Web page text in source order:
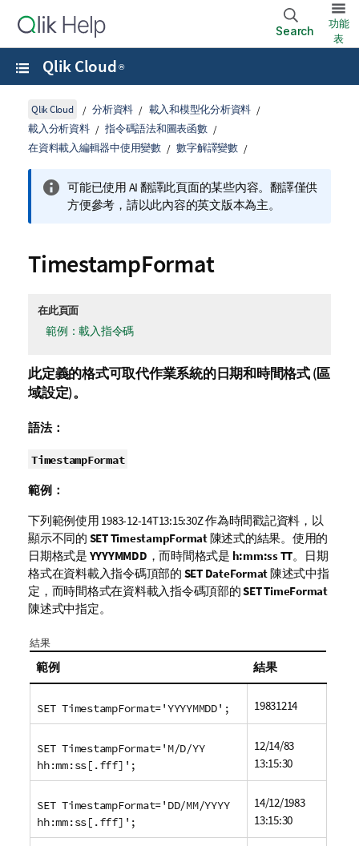
Search
功能
表
Qlik Cloud ®
Qlik Cloud 分析資料
載入和模型化分析資料
載入分析資料
指令碼語法和圖表函數
在資料載入編輯器中使用變數
數字解譯變數
可能已使用 AI 翻譯此頁面的某些內容。翻譯僅供
方便參考，請以此內容的英文版本為主。
TimestampFormat
在此頁面
範例：載入指令碼
此定義的格式可取代作業系統的日期和時間格式 (區
域設定)。
語法：
TimestampFormat
範例：
下列範例使用 1983-12-14T13:15:30Z作為時間戳記資料，以
顯示不同的 SET TimestampFormat陳述式的結果。使用的
日期格式是 YYYYMMDD ，而時間格式是 h:mm:ss TT。日期
格式在資料載入指令碼頂部的 SET DateFormat陳述式中指
定，而時間格式在資料載入指令碼頂部的SET TimeFormat
陳述式中指定。
結果
範例 結果
SET TimestampFormat='YYYYMMDD'; 19831214
SET TimestampFormat='M/D/YY
hh:mm:ss[.fff]';
12/14/83
13:15:30
SET TimestampFormat='DD/MM/YYYY
hh:mm:ss[.fff]';
14/12/1983
13:15:30